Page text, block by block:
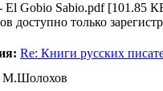
El Gobio Sabio.pdf [101.85
доступно только
Re: Книги русских
М.Шолохов